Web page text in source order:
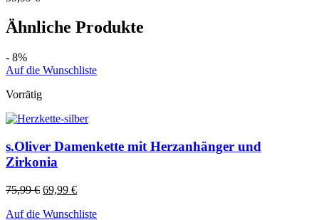
Ähnliche Produkte
- 8%
Auf die Wunschliste
Vorrätig
s.Oliver Damenkette mit Herzanhänger und
Zirkonia
75,99€ 69,99 €
Auf die Wunschliste